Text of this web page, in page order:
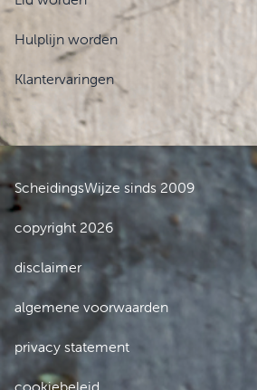
Hulplijn worden
Klantervaringen
ScheidingsWijze sinds 2009
copyright 2026
disclaimer
algemene voorwaarden
privacy statement